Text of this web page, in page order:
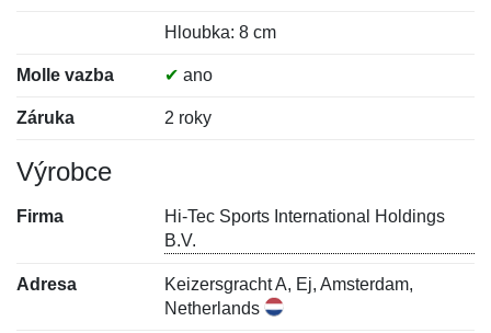
Hloubka: 8 cm
Molle vazba ✔ ano
Záruka 2 roky
Výrobce
Firma
Hi-Tec Sports International Holdings
B.V.
Adresa
Keizersgracht A, Ej, Amsterdam,
Netherlands